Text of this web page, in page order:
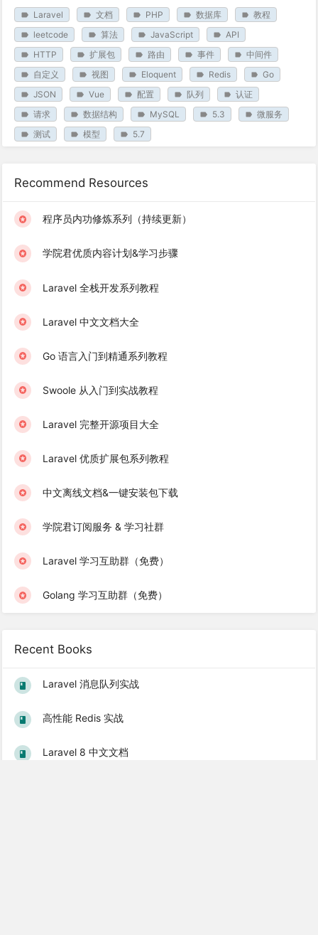
Laravel 文档 PHP 数据库
教程
leetcode
算法 JavaScript
API
HTTP
扩展包 路由 事件
中间件
自定义
视图 Eloquent Redis
Go
JSON
Vue 配置 队列
认证
请求
数据结构 MySQL 5.3
微服务
测试
模型 5.7
Recommend Resources
程序员内功修炼系列（持续更新）
学院君优质内容计划&学习步骤
Laravel 全栈开发系列教程
Laravel 中文文档大全
Go 语言入门到精通系列教程
Swoole 从入门到实战教程
Laravel 完整开源项目大全
Laravel 优质扩展包系列教程
中文离线文档&一键安装包下载
学院君订阅服务 & 学习社群
Laravel 学习互助群（免费）
Golang 学习互助群（免费）
Recent Books
Laravel 消息队列实战
高性能 Redis 实战
Laravel 8 中文文档